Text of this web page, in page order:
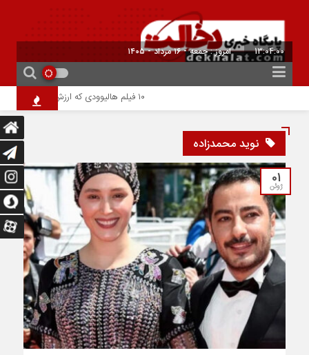
13:04:01 امروز : جمعه - ۱۶ مرداد - ۱۴۰۵
نوید محمدزاده
01
ژوئن